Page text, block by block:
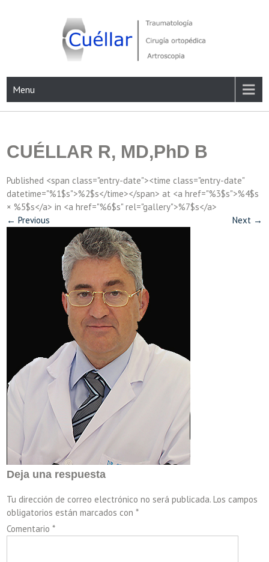
Menu
CUÉLLAR R, MD,PhD B
Published <span class="entry-date"><time class="entry-date"
datetime="%1$s">%2$s</time></span> at <a href="%3$s">%4$s
× %5$s</a> in <a href="%6$s" rel="gallery">%7$s</a>
← Previous Next →
Deja una respuesta
Tu dirección de correo electrónico no será publicada. Los campos
obligatorios están marcados con*
Comentario*